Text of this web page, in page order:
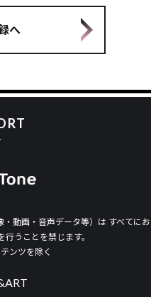
へ
動画・音声データ等）は すべてにお
うことを禁じます。
ンツを除く